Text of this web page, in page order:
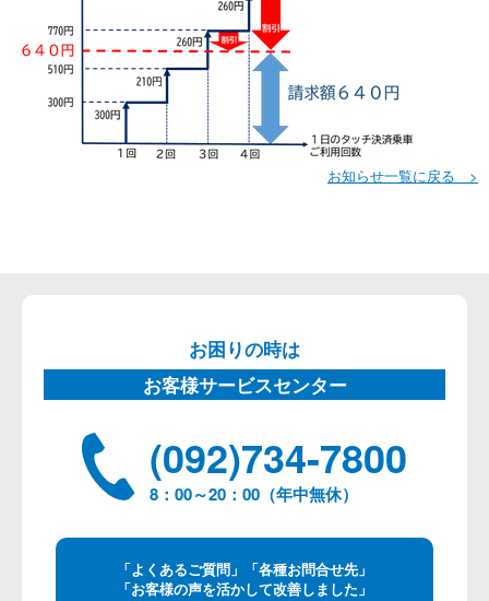
お知らせ一覧に戻る >
お困りの時は
お客様サービスセンター
(092)734-7800
8：00～20：00（年中無休）
「よくあるご質問」「各種お問合せ先」
「お客様の声を活かして改善しました」